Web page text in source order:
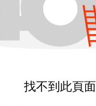
找不到此頁面